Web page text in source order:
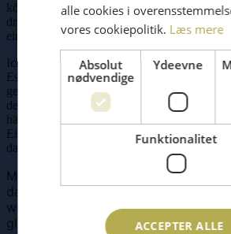
können. Das Ganze kommt mit einer
drehbaren Funktion und Aufbewahrung in
einem!
– Stig
Ich bin sehr glücklich mit Ihrem RAM’N.
Es ist zu meinem Lieblings-Taufgeschenk
geworden 🙂 Wir haben selbst zwei, in
denen die Zeichnungen unserer Enkelkinder
hängen, und es bereitet uns täglich Freude.
Eine fantastische Erfindung. DANKE
dafür! – Dorte
Meine Kinder sind so stolz darauf,
dass ihre Kunstwerke ausgestellt
werden. Danke. Ich bin wirklich
glücklich mit Ihren Rahmen.
alle cookies i
vores cookiepolitik. Læs mere
Absolut
nødvendige
Ydeevne
Funktionalitet
ACCEPTER ALLE